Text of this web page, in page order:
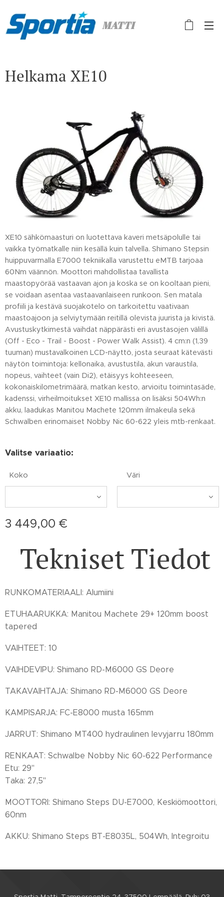
MATTI
Helkama XE10
XE10 sähkömaasturi on luotettava kaveri metsäpolulle tai
vaikka työmatkalle niin kesällä kuin talvella. Shimano Stepsin
huippuvarmalla E7000 tekniikalla varustettu eMTB tarjoaa
60Nm väännön. Moottori mahdollistaa tavallista
maastopyörää vastaavan ajon ja koska se on kooltaan pieni,
se voidaan asentaa vastaavanlaiseen runkoon. Sen matala
profiili ja kestävä suojakotelo on tarkoitettu vaativaan
maastoajoon ja selviytymään reitillä olevista juurista ja kivistä.
Avustuskytkimestä vaihdat näppärästi eri avustasojen välillä
(Off - Eco - Trail - Boost - Power Walk Assist). 4 cm:n (1,39
tuuman) mustavalkoinen LCD-näyttö, josta seuraat kätevästi
näytön toimintoja: kellonaika, avustustila, akun varaustila,
nopeus, vaihteet (vain Di2), etäisyys kohteeseen,
kokonaiskilometrimäärä, matkan kesto, arvioitu toimintasäde,
kadenssi, virheilmoitukset XE10 mallissa on lisäksi 504Wh:n
akku, laadukas Manitou Machete 120mm ilmakeula sekä
Schwalben erinomaiset Nobby Nic 60-622 yleis mtb-renkaat.
Valitse variaatio:
Koko Väri
3 449,00 €
Tekniset Tiedot
RUNKOMATERIAALI: Alumiini
ETUHAARUKKA: Manitou Machete 29+ 120mm boost
tapered
VAIHTEET: 10
VAIHDEVIPU: Shimano RD-M6000 GS Deore
TAKAVAIHTAJA: Shimano RD-M6000 GS Deore
KAMPISARJA: FC-E8000 musta 165mm
JARRUT: Shimano MT400 hydraulinen levyjarru 180mm
RENKAAT: Schwalbe Nobby Nic 60-622 Performance
Etu: 29"
Taka: 27,5"
MOOTTORI: Shimano Steps DU-E7000, Keskiömoottori,
60nm
AKKU: Shimano Steps BT-E8035L, 504Wh, Integroitu